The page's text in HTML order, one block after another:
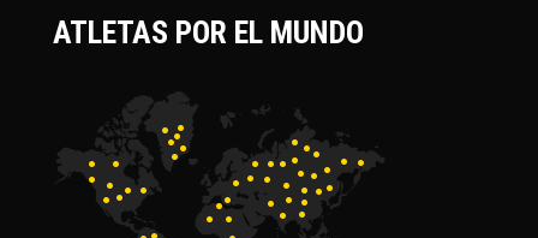
ATLETAS POR EL MUNDO